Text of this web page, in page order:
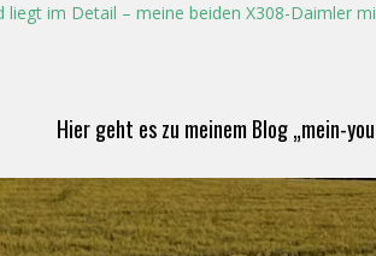
liegt im Detail – meine beiden X308-Daimler
Hier geht es zu meinem Blog „mein-